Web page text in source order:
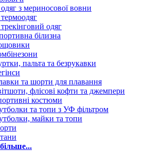
з мериносової вовни
одяг
білизна
пальта та безрукавки
та шорти для плавання
флісові кофти та джемпери
костюми
та топи з УФ фільтром
майки та топи